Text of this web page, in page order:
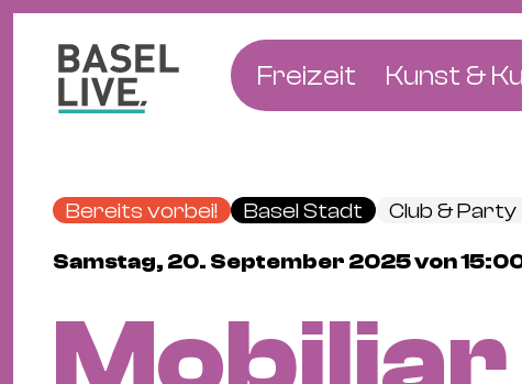
Freizeit
Club & Party
Hotels
Natur & Parks
Kunst &
Bereits vorbei! Basel Stadt
Club & Party
Samstag, 20. September 2025 von